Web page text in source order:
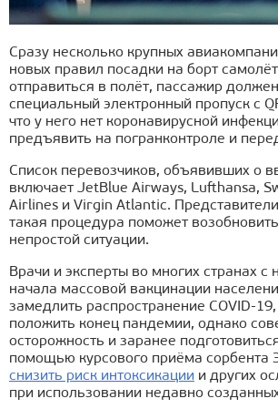
Сразу несколько крупных
новых правил посадки на борт
отправиться в полёт, пассажир
специальный электронный пропуск с
что у него нет коронавирусной
предъявить на погранконтроле и
Список перевозчиков, объявивших о
включает JetBlue Airways, Lufthansa,
Airlines и Virgin Atlantic.
такая процедура поможет
непростой ситуации.
Врачи и эксперты во многих странах
начала массовой вакцинации
замедлить распространение COVID-
положить конец пандемии, однако
осторожность и заранее
помощью курсового приёма сорбента
снизить риск интоксикации и других
при использовании недавно